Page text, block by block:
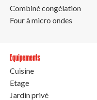
Combiné congélation
Four à micro ondes
Equipements
Cuisine
Etage
Jardin privé